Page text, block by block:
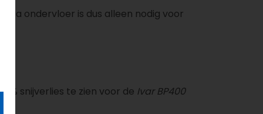
ondervloer is dus alleen nodig voor
snijverlies te zien voor de Ivar BP400